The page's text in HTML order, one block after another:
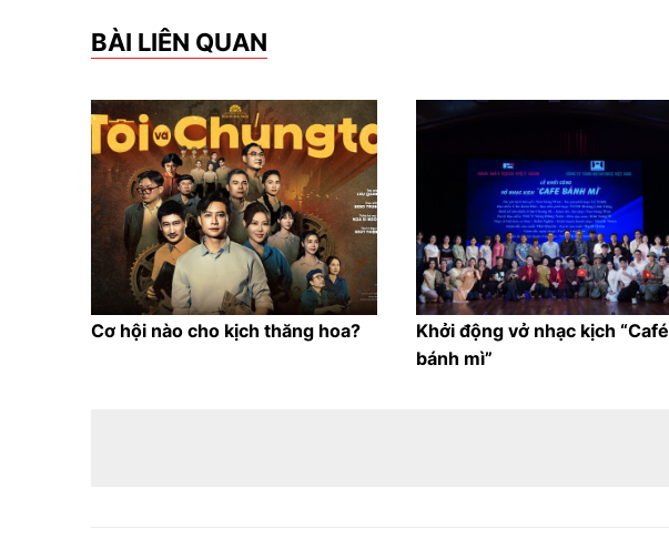
BÀI LIÊN QUAN
Cơ hội nào cho kịch thăng hoa?
Khởi động vở nhạc kịch “Café
bánh mì”